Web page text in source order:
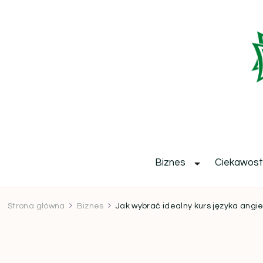
Biznes
Strona główna Biznes Jak wybrać idealny kurs języka